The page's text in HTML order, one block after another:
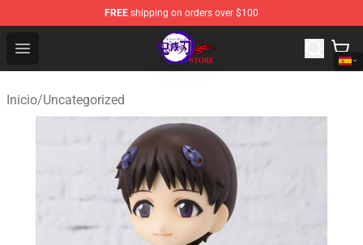
FREE shipping on orders over $100
Open menu
Kimetsu no Yaiba Store - Official Kimetsu no Yaiba
Inicio/Uncategorized